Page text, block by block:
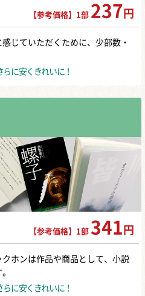
【参考価格】1部 237 円
じていただくために、少部数・
に安くきれいに！
【参考価格】1部 341 円
ホンは作品や商品として、小説
に安くきれいに！